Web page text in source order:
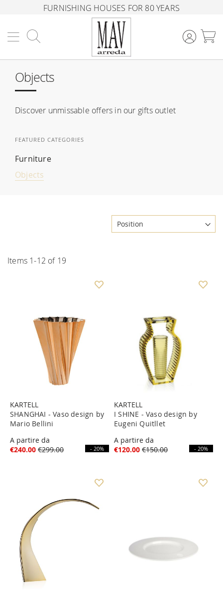
FURNISHING HOUSES FOR 80 YEARS
Objects
Discover unmissable offers in our gifts outlet
FEATURED CATEGORIES
Furniture
Objects
Items 1-12 of 19
KARTELL
SHANGHAI - Vaso design by
Mario Bellini
A partire da
€240.00 €299.00 - 20%
KARTELL
I SHINE - Vaso design by
Eugeni Quitllet
A partire da
€120.00 €150.00 - 20%